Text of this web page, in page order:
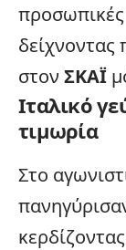
προσωπικές
δείχνοντας
στον ΣΚΑΪ
Ιταλικό
τιμωρία
Στο